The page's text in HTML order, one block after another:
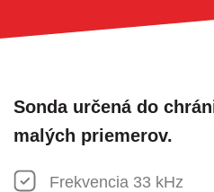
Sonda určená do
malých priemerov.
Frekvencia 33 kHz